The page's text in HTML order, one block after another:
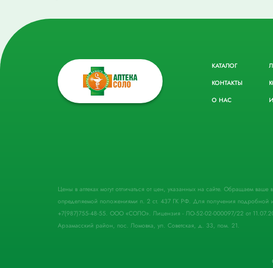
КАТАЛОГ
КОНТАКТЫ
О НАС
Цены в аптеках могут отличаться от цен, указанных на сайте. Обращаем
определяемой положениями п. 2 ст. 437 ГК РФ. Для получения подробной
+7(987)755-48-55. ООО «СОЛО». Лицензия - ЛО-52-02-000097/22 от
Арзамасский район, пос. Ломовка, ул. Советская, д. 33, пом. 21.